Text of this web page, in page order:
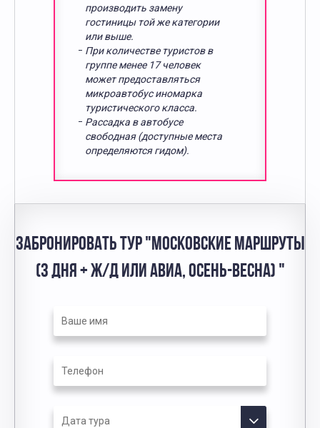
производить замену
гостиницы той же категории
или выше.
При количестве туристов в
группе менее 17 человек
может предоставляться
микроавтобус иномарка
туристического класса.
Рассадка в автобусе
свободная (доступные места
определяются гидом).
ЗАБРОНИРОВАТЬ ТУР "МОСКОВСКИЕ МАРШРУТЫ
(3 ДНЯ + Ж/Д ИЛИ АВИА, ОСЕНЬ-ВЕСНА) "